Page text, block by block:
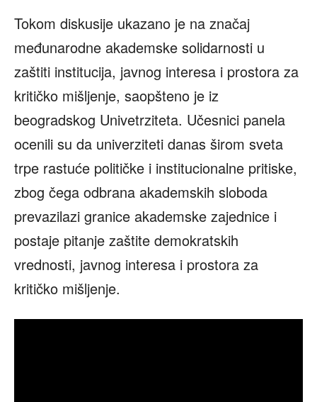
Tokom diskusije ukazano je na značaj
međunarodne akademske solidarnosti u
zaštiti institucija, javnog interesa i prostora za
kritičko mišljenje, saopšteno je iz
beogradskog Univetrziteta. Učesnici panela
ocenili su da univerziteti danas širom sveta
trpe rastuće političke i institucionalne pritiske,
zbog čega odbrana akademskih sloboda
prevazilazi granice akademske zajednice i
postaje pitanje zaštite demokratskih
vrednosti, javnog interesa i prostora za
kritičko mišljenje.